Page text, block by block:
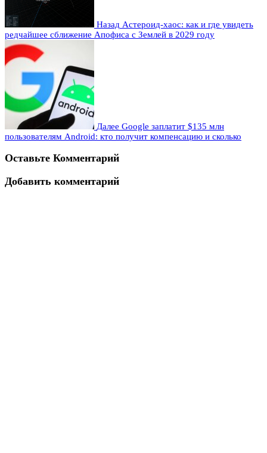
Назад Астероид-хаос: как и где увидеть
редчайшее сближение Апофиса с Землей в 2029 году
Далее Google заплатит $135 млн
пользователям Android: кто получит компенсацию и сколько
Оставьте Комментарий
Добавить комментарий